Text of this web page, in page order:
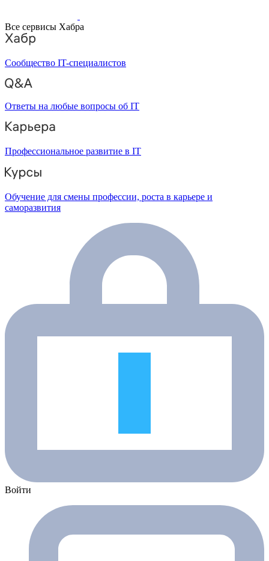
Все сервисы Хабра
Сообщество IT-специалистов
Ответы на любые вопросы об IT
Профессиональное развитие в IT
Обучение для смены профессии, роста в карьере и
саморазвития
Войти